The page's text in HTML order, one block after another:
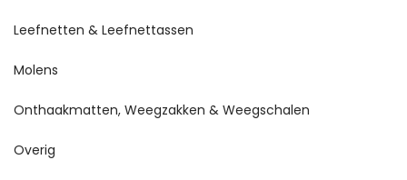
Leefnetten & Leefnettassen
Molens
Onthaakmatten, Weegzakken & Weegschalen
Overig